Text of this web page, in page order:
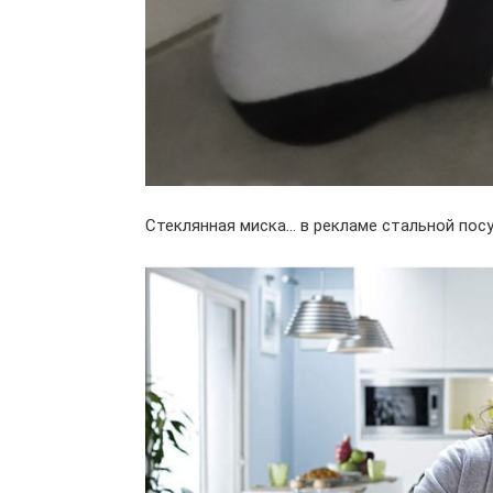
Стеклянная миска… в рекламе стальной